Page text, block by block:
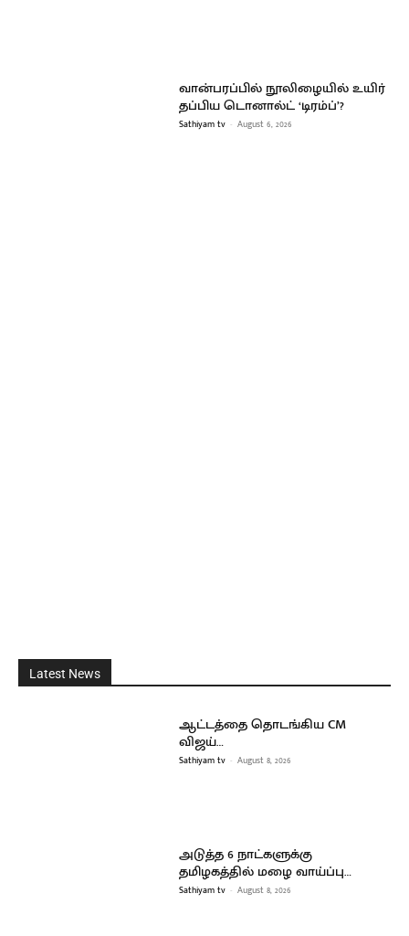
வான்பரப்பில் நூலிழையில் உயிர்
தப்பிய டொனால்ட் ‘டிரம்ப்’?
Sathiyam tv - August 6, 2026
Latest News
ஆட்டத்தை தொடங்கிய CM
விஜய்…
Sathiyam tv - August 8, 2026
அடுத்த 6 நாட்களுக்கு
தமிழகத்தில் மழை வாய்ப்பு…
Sathiyam tv - August 8, 2026